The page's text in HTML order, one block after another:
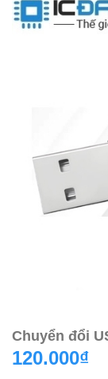
Chuyển đổi
120.000₫